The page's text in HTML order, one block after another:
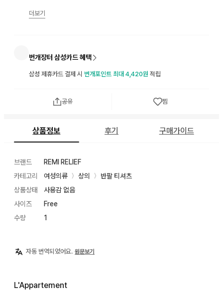
더보기
번개장터 삼성카드 혜택
삼성 제휴카드 결제 시 번개포인트 최대 4,420원 적립
공유 찜
상품정보 후기 구매가이드
브랜드
REMI RELIEF
카테고리
여성의류 〉 상의 〉
반팔 티셔츠
상품상태
사용감 없음
사이즈
Free
수량
1
자동 번역되었어요. 원문보기
L'Appartement